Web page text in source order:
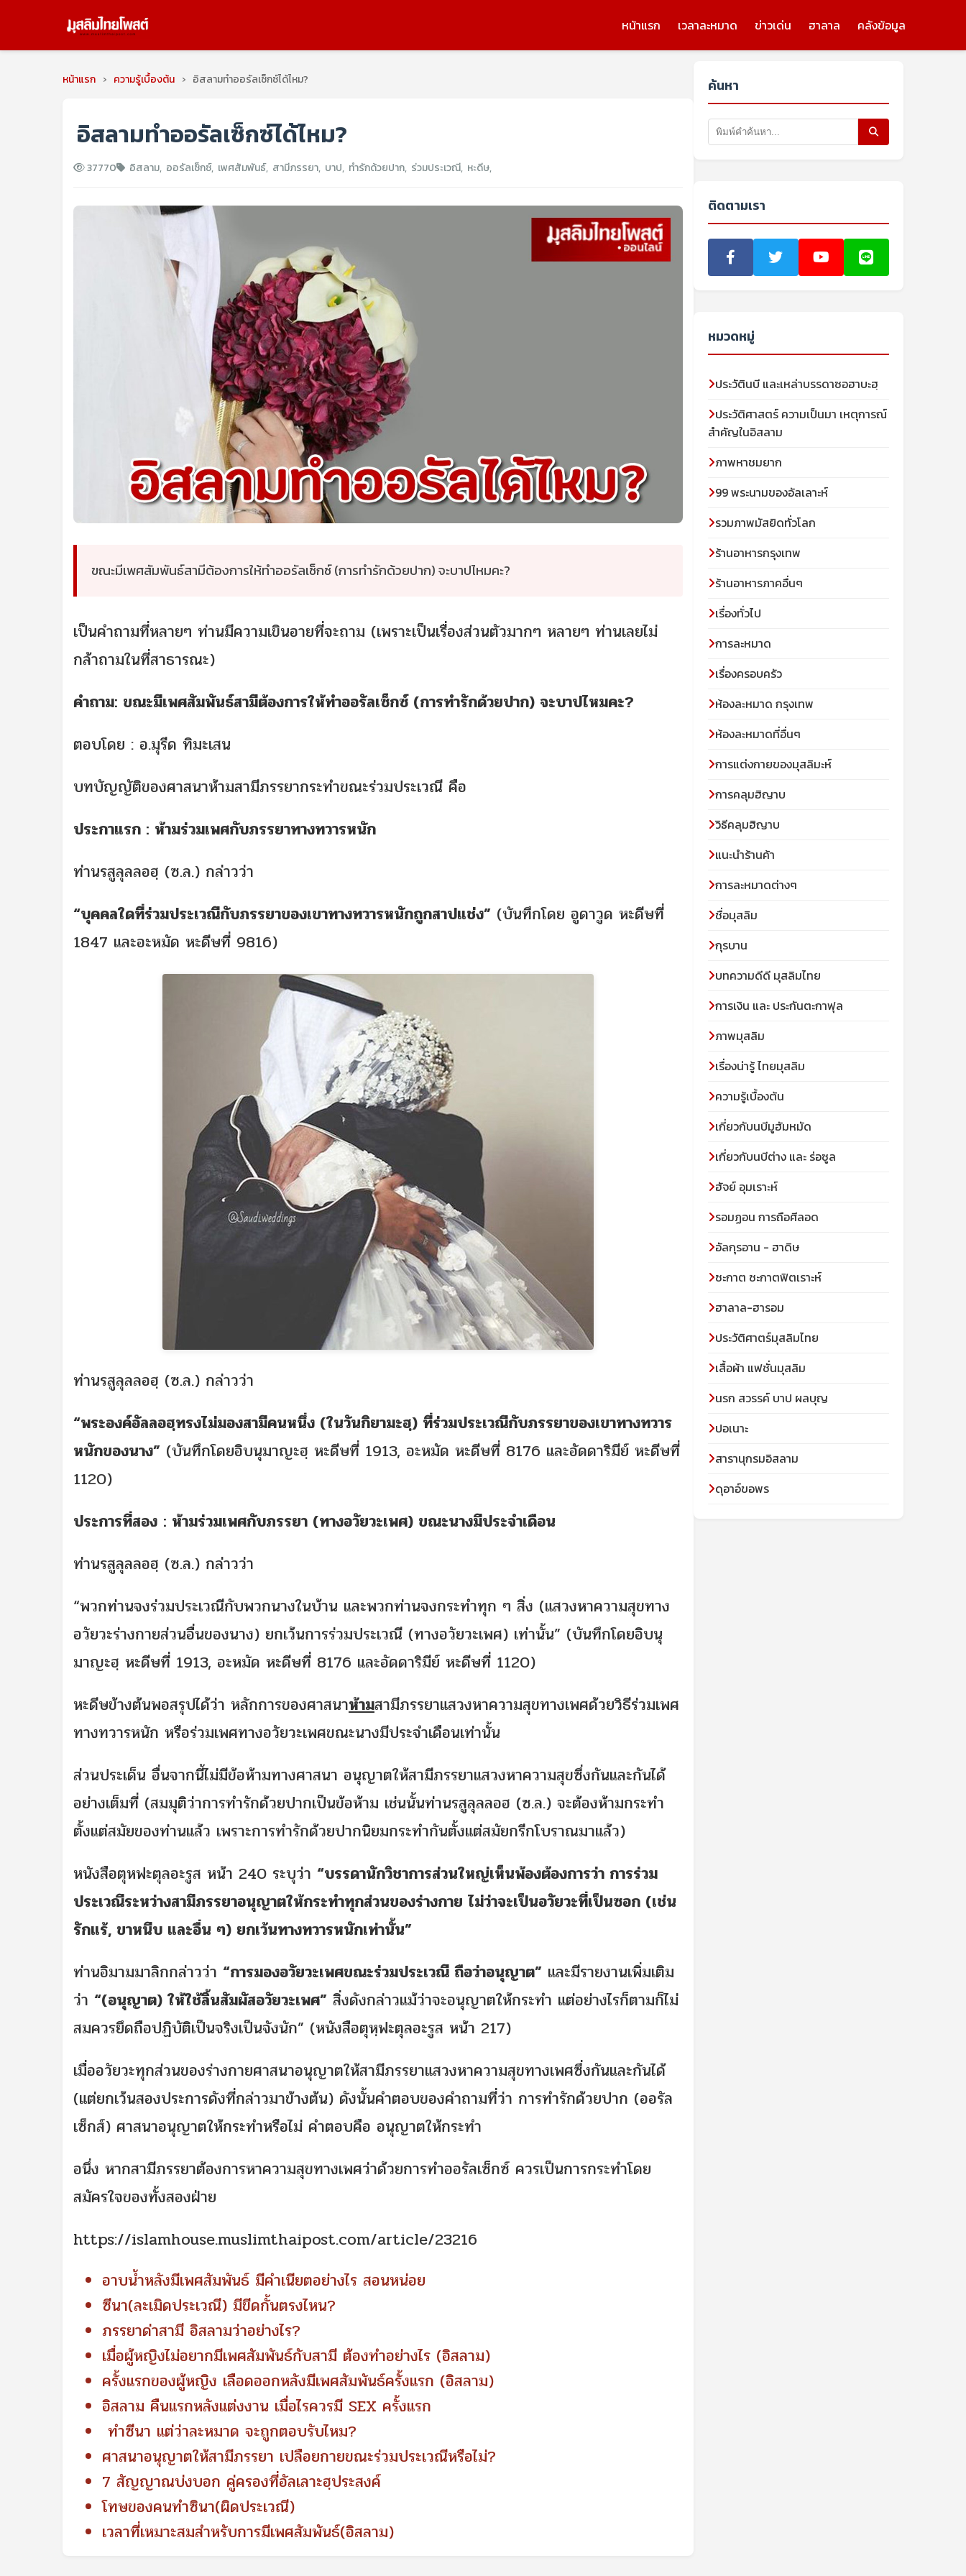
หน้าแรก เวลาละหมาด ข่าวเด่น ฮาลาล คลังข้อมูล
หน้าแรก › ความรู้เบื้องต้น › อิสลามทำออรัลเซ็กซ์ได้ไหม?
อิสลามทำออรัลเซ็กซ์ได้ไหม?
37770 อิสลาม, ออรัลเซ็กซ์, เพศสัมพันธ์, สามีภรรยา, บาป, ทำรักด้วยปาก, ร่วมประเวณี, หะดีษ,
ขณะมีเพศสัมพันธ์สามีต้องการให้ทำออรัลเซ็กซ์ (การทำรักด้วยปาก) จะบาปไหมคะ?
เป็นคำถามที่หลายๆ ท่านมีความเขินอายที่จะถาม (เพราะเป็นเรื่องส่วนตัวมากๆ หลายๆ ท่านเลยไม่
กล้าถามในที่สาธารณะ)
คำถาม: ขณะมีเพศสัมพันธ์สามีต้องการให้ทำออรัลเซ็กซ์ (การทำรักด้วยปาก) จะบาปไหมคะ?
ตอบโดย : อ.มุรีด ทิมะเสน
บทบัญญัติของศาสนาห้ามสามีภรรยากระทำขณะร่วมประเวณี คือ
ประกาแรก : ห้ามร่วมเพศกับภรรยาทางทวารหนัก
ท่านรสูลุลลอฮฺ (ซ.ล.) กล่าวว่า
“บุคคลใดที่ร่วมประเวณีกับภรรยาของเขาทางทวารหนักถูกสาปแช่ง” (บันทึกโดย อูดาวูด หะดีษที่
1847 และอะหมัด หะดีษที่ 9816)
ท่านรสูลุลลอฮฺ (ซ.ล.) กล่าวว่า
“พระองค์อัลลอฮฺทรงไม่มองสามีคนหนึ่ง (ในวันกิยามะฮฺ) ที่ร่วมประเวณีกับภรรยาของเขาทางทวาร
หนักของนาง” (บันทึกโดยอิบนุมาญะฮฺ หะดีษที่ 1913, อะหมัด หะดีษที่ 8176 และอัดดาริมีย์ หะดีษที่
1120)
ประการที่สอง : ห้ามร่วมเพศกับภรรยา (ทางอวัยวะเพศ) ขณะนางมีประจำเดือน
ท่านรสูลุลลอฮฺ (ซ.ล.) กล่าวว่า
“พวกท่านจงร่วมประเวณีกับพวกนางในบ้าน และพวกท่านจงกระทำทุก ๆ สิ่ง (แสวงหาความสุขทาง
อวัยวะร่างกายส่วนอื่นของนาง) ยกเว้นการร่วมประเวณี (ทางอวัยวะเพศ) เท่านั้น” (บันทึกโดยอิบนุ
มาญะฮฺ หะดีษที่ 1913, อะหมัด หะดีษที่ 8176 และอัดดาริมีย์ หะดีษที่ 1120)
หะดีษข้างต้นพอสรุปได้ว่า หลักการของศาสนาห้ามสามีภรรยาแสวงหาความสุขทางเพศด้วยวิธีร่วมเพศ
ทางทวารหนัก หรือร่วมเพศทางอวัยวะเพศขณะนางมีประจำเดือนเท่านั้น
ส่วนประเด็น อื่นจากนี้ไม่มีข้อห้ามทางศาสนา อนุญาตให้สามีภรรยาแสวงหาความสุขซึ่งกันและกันได้
อย่างเต็มที่ (สมมุติว่าการทำรักด้วยปากเป็นข้อห้าม เช่นนั้นท่านรสูลุลลอฮ (ซ.ล.) จะต้องห้ามกระทำ
ตั้งแต่สมัยของท่านแล้ว เพราะการทำรักด้วยปากนิยมกระทำกันตั้งแต่สมัยกรีกโบราณมาแล้ว)
หนังสือตุหฟะตุลอะรูส หน้า 240 ระบุว่า “บรรดานักวิชาการส่วนใหญ่เห็นพ้องต้องการว่า การร่วม
ประเวณีระหว่างสามีภรรยาอนุญาตให้กระทำทุกส่วนของร่างกาย ไม่ว่าจะเป็นอวัยวะที่เป็นซอก (เช่น
รักแร้, ขาหนีบ และอื่น ๆ) ยกเว้นทางทวารหนักเท่านั้น”
ท่านอิมามมาลิกกล่าวว่า “การมองอวัยวะเพศขณะร่วมประเวณี ถือว่าอนุญาต” และมีรายงานเพิ่มเติม
ว่า “(อนุญาต) ให้ใช้ลิ้นสัมผัสอวัยวะเพศ” สิ่งดังกล่าวแม้ว่าจะอนุญาตให้กระทำ แต่อย่างไรก็ตามก็ไม่
สมควรยึดถือปฏิบัติเป็นจริงเป็นจังนัก” (หนังสือตุหฺฟะตุลอะรูส หน้า 217)
เมื่ออวัยวะทุกส่วนของร่างกายศาสนาอนุญาตให้สามีภรรยาแสวงหาความสุขทางเพศซึ่งกันและกันได้
(แต่ยกเว้นสองประการดังที่กล่าวมาข้างต้น) ดังนั้นคำตอบของคำถามที่ว่า การทำรักด้วยปาก (ออรัล
เซ็กส์) ศาสนาอนุญาตให้กระทำหรือไม่ คำตอบคือ อนุญาตให้กระทำ
อนึ่ง หากสามีภรรยาต้องการหาความสุขทางเพศว่าด้วยการทำออรัลเซ็กซ์ ควรเป็นการกระทำโดย
สมัครใจของทั้งสองฝ่าย
https://islamhouse.muslimthaipost.com/article/23216
อาบน้ำหลังมีเพศสัมพันธ์ มีคำเนียตอย่างไร สอนหน่อย
ซีนา(ละเมิดประเวณี) มีขีดกั้นตรงไหน?
ภรรยาด่าสามี อิสลามว่าอย่างไร?
เมื่อผู้หญิงไม่อยากมีเพศสัมพันธ์กับสามี ต้องทำอย่างไร (อิสลาม)
ครั้งแรกของผู้หญิง เลือดออกหลังมีเพศสัมพันธ์ครั้งแรก (อิสลาม)
อิสลาม คืนแรกหลังแต่งงาน เมื่อไรควรมี SEX ครั้งแรก
ทําซีนา แต่ว่าละหมาด จะถูกตอบรับไหม?
ศาสนาอนุญาตให้สามีภรรยา เปลือยกายขณะร่วมประเวณีหรือไม่?
7 สัญญาณบ่งบอก คู่ครองที่อัลเลาะฮฺประสงค์
โทษของคนทำซินา(ผิดประเวณี)
เวลาที่เหมาะสมสำหรับการมีเพศสัมพันธ์(อิสลาม)
ค้นหา
ติดตามเรา
หมวดหมู่
ประวัตินบี และเหล่าบรรดาซอฮาบะฮฺ
ประวัติศาสตร์ ความเป็นมา เหตุการณ์
สำคัญในอิสลาม
ภาพหาชมยาก
99 พระนามของอัลเลาะห์
รวมภาพมัสยิดทั่วโลก
ร้านอาหารกรุงเทพ
ร้านอาหารภาคอื่นๆ
เรื่องทั่วไป
การละหมาด
เรื่องครอบครัว
ห้องละหมาด กรุงเทพ
ห้องละหมาดที่อื่นๆ
การแต่งกายของมุสลิมะห์
การคลุมฮิญาบ
วิธีคลุมฮิญาบ
แนะนำร้านค้า
การละหมาดต่างๆ
ชื่อมุสลิม
กุรบาน
บทความดีดี มุสลิมไทย
การเงิน และ ประกันตะกาฟุล
ภาพมุสลิม
เรื่องน่ารู้ ไทยมุสลิม
ความรู้เบื้องต้น
เกี่ยวกับนบีมูฮัมหมัด
เกี่ยวกับนบีต่าง และ ร่อซูล
ฮัจย์ อุมเราะห์
รอมฏอน การถือศีลอด
อัลกุรอาน - ฮาดิษ
ซะกาต ซะกาตฟิตเราะห์
ฮาลาล-ฮารอม
ประวัติศาตร์มุสลิมไทย
เสื้อผ้า แฟชั่นมุสลิม
นรก สวรรค์ บาป ผลบุญ
ปอเนาะ
สารานุกรมอิสลาม
ดุอาอ์ขอพร